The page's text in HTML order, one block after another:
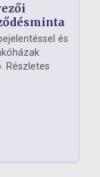
és
Részletes